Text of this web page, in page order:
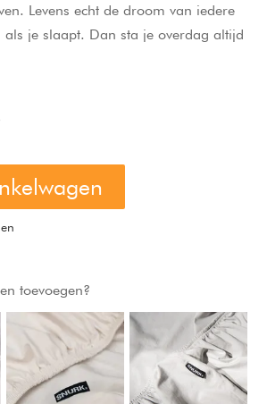
Levens echt de droom van iedere
als je slaapt. Dan sta je overdag altijd
toevoegen?